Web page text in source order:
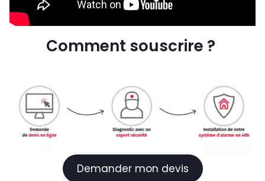
Comment souscrire ?
Demander mon devis